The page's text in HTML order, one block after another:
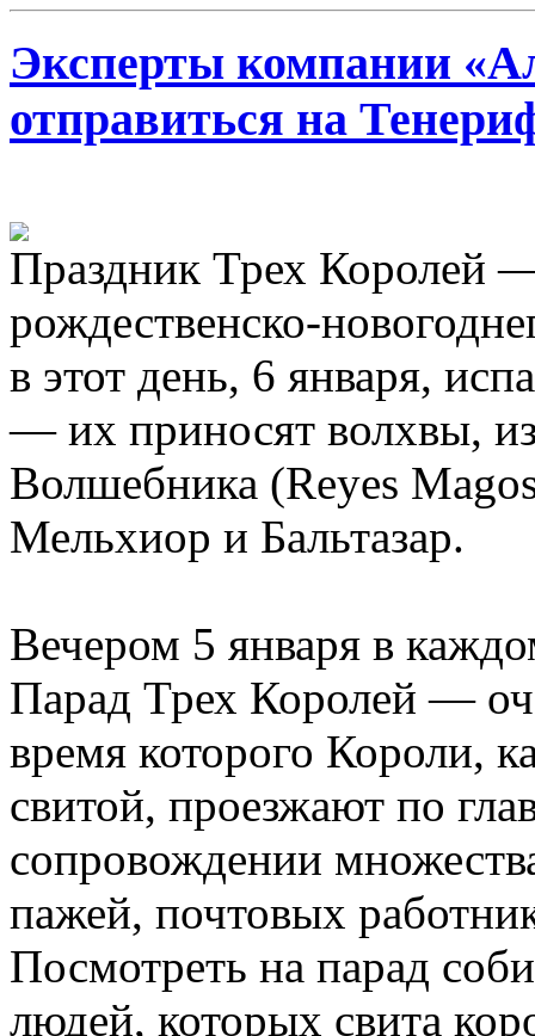
Эксперты компании
отправиться на
Праздник Трех Королей
рождественско-
в этот день, 6 января,
— их приносят волхвы,
Волшебника (Reyes
Мельхиор и Бальтазар.
Вечером 5 января в
Парад Трех Королей —
время которого Короли,
свитой, проезжают по
сопровождении
пажей, почтовых
Посмотреть на парад
людей, которых свита